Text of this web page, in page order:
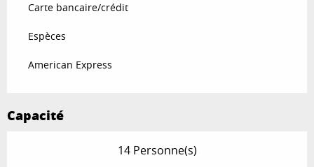
Carte bancaire/crédit
Espèces
American Express
Capacité
14 Personne(s)